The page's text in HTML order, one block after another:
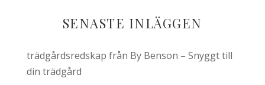
SENASTE INLÄGGEN
trädgårdsredskap från By Benson – Snyggt till
din trädgård